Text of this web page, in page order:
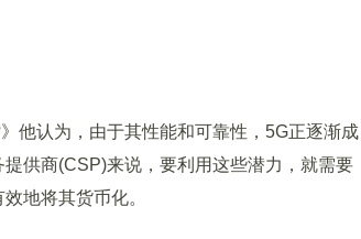
认为，由于其性能和可靠性，5G正逐渐成
供商(CSP)来说，要利用这些潜力，就需要
地将其货币化。